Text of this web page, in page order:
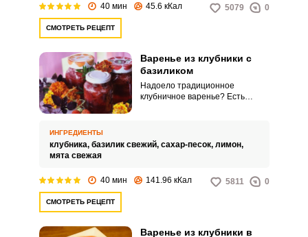
варенью легкую кислинку.
40 мин 45.6 кКал 5079 0
СМОТРЕТЬ РЕЦЕПТ
Варенье из клубники с
базиликом
Надоело традиционное
клубничное варенье? Есть
свежих ноток. Это можно
сделать при помощи листьев
ИНГРЕДИЕНТЫ
клубника, базилик свежий, сахар-песок, лимон,
мята свежая
40 мин 141.96 кКал 5811 0
СМОТРЕТЬ РЕЦЕПТ
Варенье из клубники в